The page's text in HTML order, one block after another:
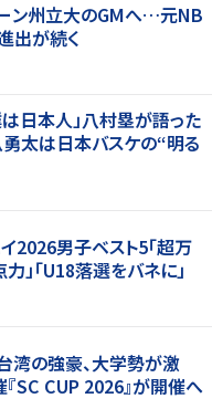
ーン州立大のGMへ…元NB
出が続く
は日本人」八村塁が語った
太は日本バスケの“明る
2026男子ベスト5「超万
」「U18落選をバネに」
湾の強豪、大学勢が激
SC CUP 2026』が開催へ